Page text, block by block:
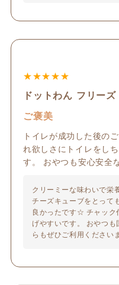
ドットわん フリー
★★★★★
ご褒美
トイレが成功した後の
れ欲しさにトイレをし
す。 おやつも安心安全
クリーミーな味わいで栄
チーズキューブをとって
良かったです☆ チャック
げやすいです。 おやつ
らもぜひご利用ください